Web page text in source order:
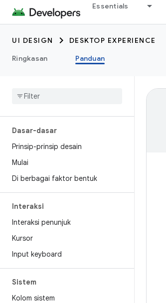
Essentials
UI DESIGN
DESKTOP EXPERIENCE
Ringkasan
Panduan
Dasar-dasar
Prinsip-prinsip desain
Mulai
Di berbagai faktor bentuk
Interaksi
Interaksi penunjuk
Kursor
Input keyboard
Sistem
Kolom sistem